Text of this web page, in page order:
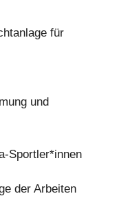
für
und
Sportler*innen
der Arbeiten